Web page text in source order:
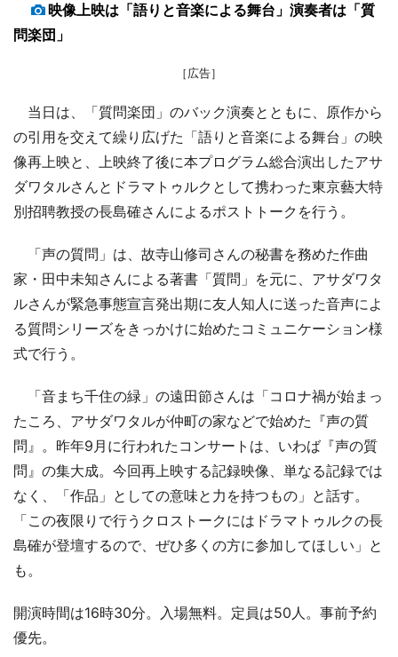
映像上映は「語りと音楽による舞台」演奏者は「質
問楽団」
［広告］
当日は、「質問楽団」のバック演奏とともに、原作から
の引用を交えて繰り広げた「語りと音楽による舞台」の映
像再上映と、上映終了後に本プログラム総合演出したアサ
ダワタルさんとドラマトゥルクとして携わった東京藝大特
別招聘教授の長島確さんによるポストトークを行う。
「声の質問」は、故寺山修司さんの秘書を務めた作曲
家・田中未知さんによる著書「質問」を元に、アサダワタ
ルさんが緊急事態宣言発出期に友人知人に送った音声によ
る質問シリーズをきっかけに始めたコミュニケーション様
式で行う。
「音まち千住の緑」の遠田節さんは「コロナ禍が始まっ
たころ、アサダワタルが仲町の家などで始めた『声の質
問』。昨年9月に行われたコンサートは、いわば『声の質
問』の集大成。今回再上映する記録映像、単なる記録では
なく、「作品」としての意味と力を持つもの」と話す。
「この夜限りで行うクロストークにはドラマトゥルクの長
島確が登壇するので、ぜひ多くの方に参加してほしい」と
も。
開演時間は16時30分。入場無料。定員は50人。事前予約
優先。